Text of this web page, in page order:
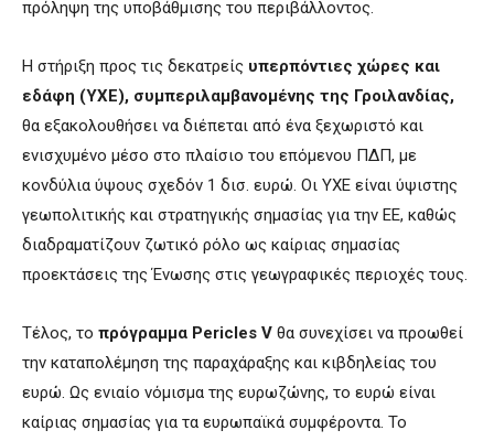
πρόληψη της υποβάθμισης του περιβάλλοντος.
Η στήριξη προς τις δεκατρείς υπερπόντιες χώρες και
εδάφη (ΥΧΕ), συμπεριλαμβανομένης της Γροιλανδίας,
θα εξακολουθήσει να διέπεται από ένα ξεχωριστό και
ενισχυμένο μέσο στο πλαίσιο του επόμενου ΠΔΠ, με
κονδύλια ύψους σχεδόν 1 δισ. ευρώ. Οι ΥΧΕ είναι ύψιστης
γεωπολιτικής και στρατηγικής σημασίας για την ΕΕ, καθώς
διαδραματίζουν ζωτικό ρόλο ως καίριας σημασίας
προεκτάσεις της Ένωσης στις γεωγραφικές περιοχές τους.
Τέλος, το πρόγραμμα Pericles V θα συνεχίσει να προωθεί
την καταπολέμηση της παραχάραξης και κιβδηλείας του
ευρώ. Ως ενιαίο νόμισμα της ευρωζώνης, το ευρώ είναι
καίριας σημασίας για τα ευρωπαϊκά συμφέροντα. Το